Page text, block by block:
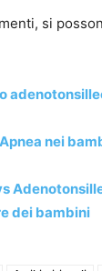
si
nei
dei bambini